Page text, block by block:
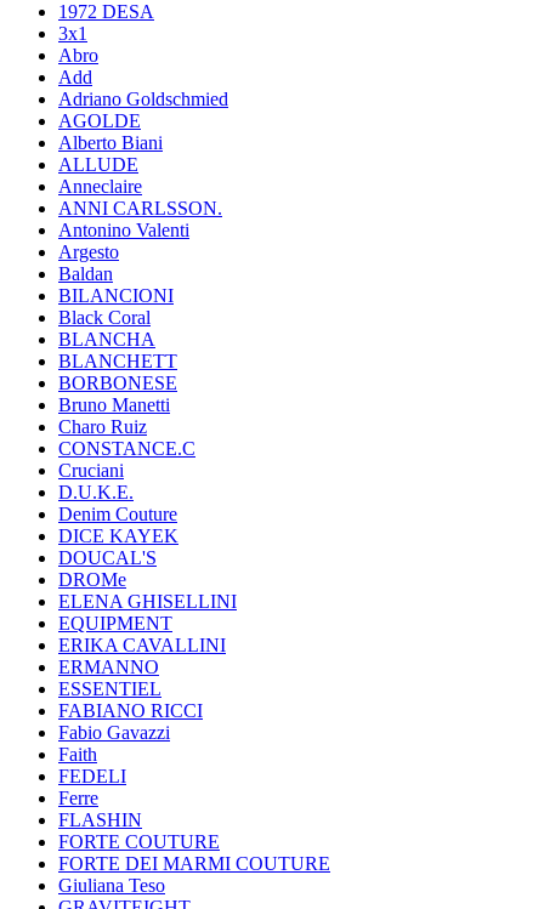
1972 DESA
3x1
Abro
Add
Adriano Goldschmied
AGOLDE
Alberto Biani
ALLUDE
Anneclaire
ANNI CARLSSON.
Antonino Valenti
Argesto
Baldan
BILANCIONI
Black Coral
BLANCHA
BLANCHETT
BORBONESE
Bruno Manetti
Charo Ruiz
CONSTANCE.C
Cruciani
D.U.K.E.
Denim Couture
DICE KAYEK
DOUCAL'S
DROMe
ELENA GHISELLINI
EQUIPMENT
ERIKA CAVALLINI
ERMANNO
ESSENTIEL
FABIANO RICCI
Fabio Gavazzi
Faith
FEDELI
Ferre
FLASHIN
FORTE COUTURE
FORTE DEI MARMI COUTURE
Giuliana Teso